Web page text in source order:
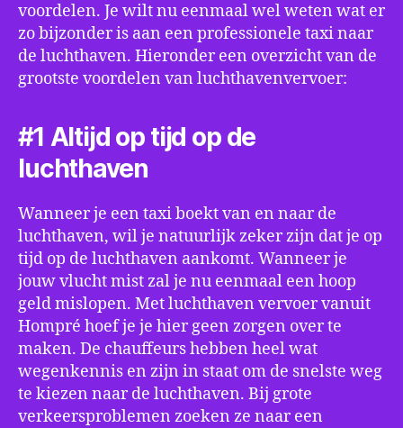
voordelen. Je wilt nu eenmaal wel weten wat er
zo bijzonder is aan een professionele taxi naar
de luchthaven. Hieronder een overzicht van de
grootste voordelen van luchthavenvervoer:
#1 Altijd op tijd op de
luchthaven
Wanneer je een taxi boekt van en naar de
luchthaven, wil je natuurlijk zeker zijn dat je op
tijd op de luchthaven aankomt. Wanneer je
jouw vlucht mist zal je nu eenmaal een hoop
geld mislopen. Met luchthaven vervoer vanuit
Hompré hoef je je hier geen zorgen over te
maken. De chauffeurs hebben heel wat
wegenkennis en zijn in staat om de snelste weg
te kiezen naar de luchthaven. Bij grote
verkeersproblemen zoeken ze naar een